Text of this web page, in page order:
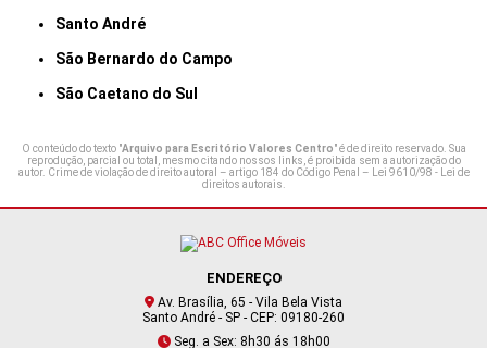
Santo André
São Bernardo do Campo
São Caetano do Sul
O conteúdo do texto "Arquivo para Escritório Valores Centro" é de direito reservado. Sua
reprodução, parcial ou total, mesmo citando nossos links, é proibida sem a autorização do
autor. Crime de violação de direito autoral – artigo 184 do Código Penal – Lei 9610/98 - Lei de
direitos autorais.
ENDEREÇO
Av. Brasília, 65 - Vila Bela Vista
Santo André - SP - CEP: 09180-260
Seg. a Sex: 8h30 ás 18h00